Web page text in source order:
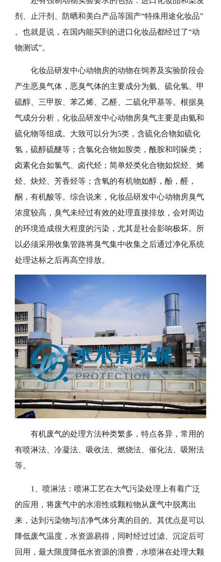
剂、止汗剂、防晒和美白产品等国产“特殊用途化妆品”
。也就是说，在国内能买到的进口化妆品都经过了“动
物测试”。
化妆品研发中心动物房的动物在饲养及实验阶段会
产生恶臭气体， 恶臭气体的主要成分为氨、硫化氢、甲
硫醇、三甲胺、苯乙烯、乙醛、二硫化甲基等。根据臭
气成分分析， 化妆品研发中心动物房臭气主要是由氨和
硫化物等组成。大致可以分为5类，含硫化合物如硫化
氢，硫醇硫醚等；含氯化合物如胺类，酰胺和吲哚类；
卤素化合如氯气、卤代烃；简单烃类化合物如烷烃、烯
烃、炔烃、芳香烃等；含氧的有机物如醇，酚，醛，
酮，有机酸等。综合说来，化妆品研发中心动物房臭气
浓度较高， 臭气未经过有效的处理直接排放，会对周边
的环境造成很大程度的污染，尤其是社会影响极坏。所
以必须采用收集管路将臭气集中收集之后通过净化系统
处理达标之后再高空排放。
有机废气的处理方法种类繁多，特点各异，常用的
有喷淋法、冷凝法、吸收法、燃烧法、催化法、吸附法
等。
1、喷淋法：喷淋工艺在大气污染处理上有着广泛
的应用，将废气中的水溶性或颗粒物从废气中脱离出
来，达到污染物与洁净气体分离的目的。其优点是可以
降低废气温度，水资源易得，同时经过过滤、沉淀后可
回用，最大限度降低水资源的浪费，水喷淋在处理大颗